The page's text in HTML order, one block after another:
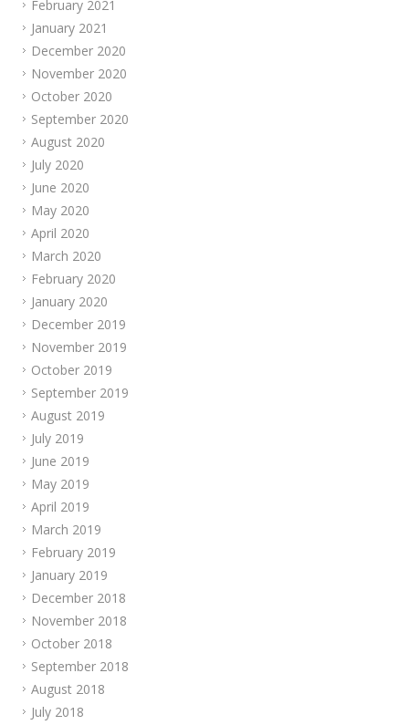
February 2021
January 2021
December 2020
November 2020
October 2020
September 2020
August 2020
July 2020
June 2020
May 2020
April 2020
March 2020
February 2020
January 2020
December 2019
November 2019
October 2019
September 2019
August 2019
July 2019
June 2019
May 2019
April 2019
March 2019
February 2019
January 2019
December 2018
November 2018
October 2018
September 2018
August 2018
July 2018